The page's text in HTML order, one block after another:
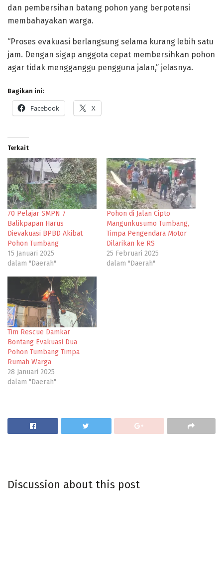
dan pembersihan batang pohon yang berpotensi
membahayakan warga.
“Proses evakuasi berlangsung selama kurang lebih satu
jam. Dengan sigap anggota cepat membersihkan pohon
agar tidak mengganggu pengguna jalan,” jelasnya.
Bagikan ini:
Facebook X
Terkait
70 Pelajar SMPN 7
Balikpapan Harus
Dievakuasi BPBD Akibat
Pohon Tumbang
15 Januari 2025
dalam "Daerah"
Pohon di Jalan Cipto
Mangunkusumo Tumbang,
Timpa Pengendara Motor
Dilarikan ke RS
25 Februari 2025
dalam "Daerah"
Tim Rescue Damkar
Bontang Evakuasi Dua
Pohon Tumbang Timpa
Rumah Warga
28 Januari 2025
dalam "Daerah"
Discussion about this post